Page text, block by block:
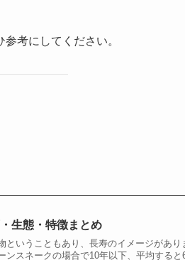
考にしてください。
生態・特徴まとめ
ということもあり、長寿のイメージがあ
ンスネークの場合で10年以下、平均すると